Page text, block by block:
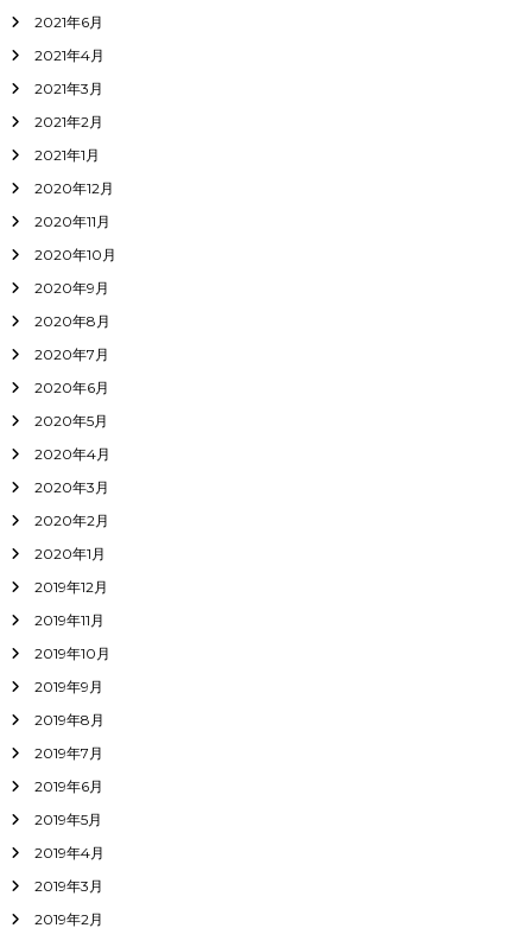
2021年6月
2021年4月
2021年3月
2021年2月
2021年1月
2020年12月
2020年11月
2020年10月
2020年9月
2020年8月
2020年7月
2020年6月
2020年5月
2020年4月
2020年3月
2020年2月
2020年1月
2019年12月
2019年11月
2019年10月
2019年9月
2019年8月
2019年7月
2019年6月
2019年5月
2019年4月
2019年3月
2019年2月